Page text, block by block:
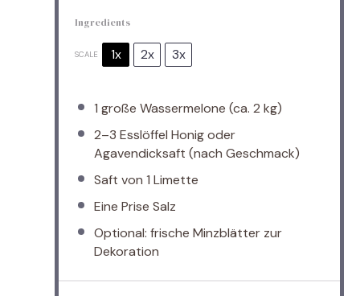
Ingredients
SCALE 1x 2x 3x
1 große Wassermelone (ca. 2 kg)
2–3 Esslöffel Honig oder
Agavendicksaft (nach Geschmack)
Saft von 1 Limette
Eine Prise Salz
Optional: frische Minzblätter zur
Dekoration